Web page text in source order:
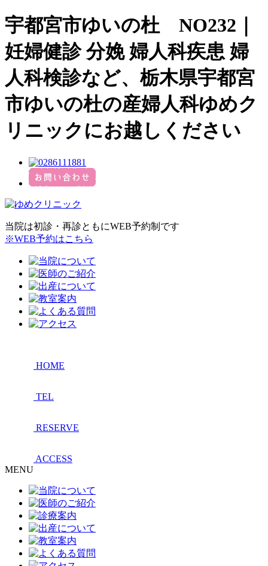
宇都宮市ゆいの杜 NO232｜
妊婦健診 分娩 婦人科疾患 婦
人科検診など、栃木県宇都宮
市ゆいの杜の産婦人科ゆめク
リニックにお越しください
当院は初診・再診ともにWEB予約制です
※WEB予約はこちら
HOME
TEL
RESERVE
ACCESS
MENU